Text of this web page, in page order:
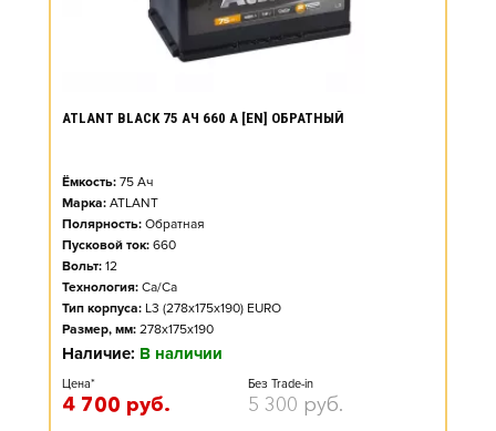
ATLANT BLACK 75 АЧ 660 А [EN] ОБРАТНЫЙ
Ёмкость: 75 Ач
Марка: ATLANT
Полярность: Обратная
Пусковой ток: 660
Вольт: 12
Технология: Ca/Ca
Тип корпуса: L3 (278x175x190) EURO
Размер, мм: 278x175x190
Наличие: В наличии
Цена*
4 700 руб.
Без Trade-in
5 300 руб.